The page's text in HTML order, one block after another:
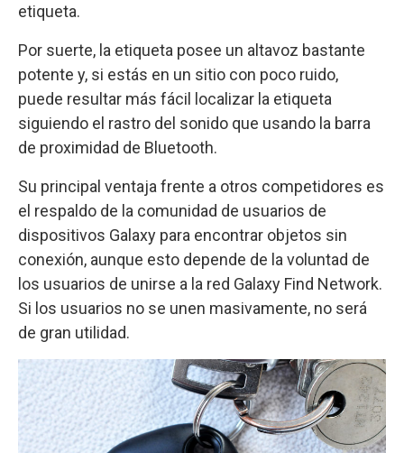
etiqueta.
Por suerte, la etiqueta posee un altavoz bastante
potente y, si estás en un sitio con poco ruido,
puede resultar más fácil localizar la etiqueta
siguiendo el rastro del sonido que usando la barra
de proximidad de Bluetooth.
Su principal ventaja frente a otros competidores es
el respaldo de la comunidad de usuarios de
dispositivos Galaxy para encontrar objetos sin
conexión, aunque esto depende de la voluntad de
los usuarios de unirse a la red Galaxy Find Network.
Si los usuarios no se unen masivamente, no será
de gran utilidad.